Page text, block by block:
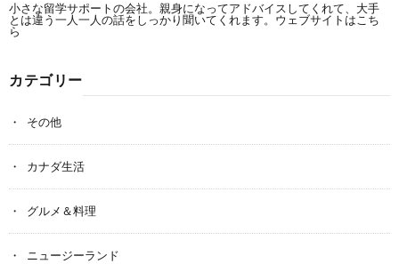
小さな留学サポートの会社。親身になってアドバイスしてくれて、大手
とは違う一人一人の話をしっかり聞いてくれます。 ウェブサイトはこち
ら
カテゴリー
その他
カナダ生活
グルメ＆料理
ニュージーランド